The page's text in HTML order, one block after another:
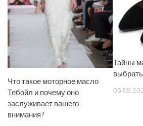
Что такое моторное масло
Тебойл и почему оно
заслуживает вашего
внимания?
Тайны